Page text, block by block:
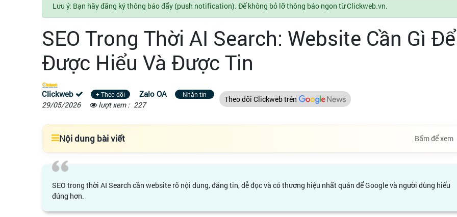
Lưu ý: Bạn hãy đăng ký thông báo đẩy (push notification). Để không bỏ lỡ thông báo ngon từ Clickweb.vn.
SEO Trong Thời AI Search: Website Cần Gì Để
Được Hiểu Và Được Tin
Clickweb + Theo dõi Zalo OA Nhắn tin
29/05/2026 lượt xem : 227
Theo dõi Clickweb trên
Nội dung bài viết Bấm để xem
SEO trong thời AI Search cần website rõ nội dung, đáng tin, dễ đọc và có thương hiệu nhất quán để Google và người dùng hiểu
đúng hơn.